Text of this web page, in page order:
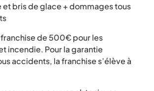
et bris de glace + dommages tous
de 500€ pour les
incendie. Pour la garantie
accidents, la franchise s’élève à